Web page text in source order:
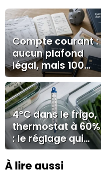
Compte courant :
aucun plafond
légal, mais 100
000 € à surveiller
4°C dans le frigo,
thermostat à 60%
: le réglage qui
évite givre et
surconsommatio
À lire aussi